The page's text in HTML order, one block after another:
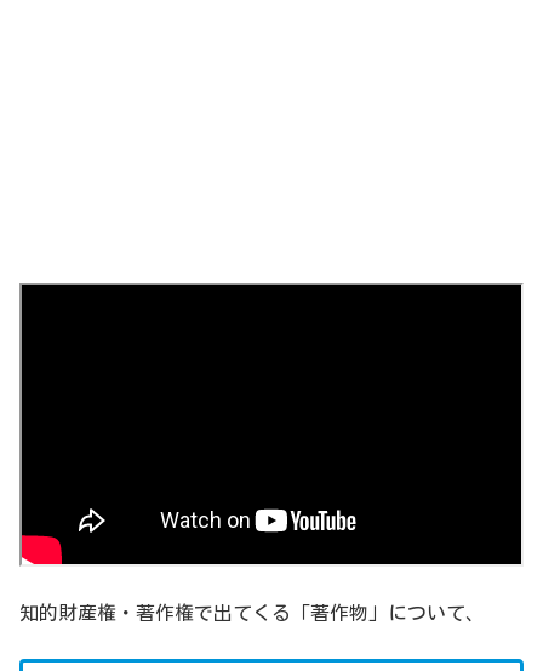
知的財産権・著作権で出てくる「著作物」について、